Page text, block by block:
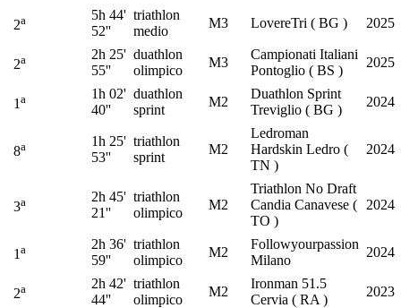
2a
5h 44'
52''
triathlon
medio
M3 LovereTri ( BG ) 2025
2a
2h 25'
55''
duathlon
olimpico
M3
Campionati Italiani
Pontoglio ( BS )
2025
1 a
1h 02'
40''
duathlon
sprint
M2
Duathlon Sprint
Treviglio ( BG )
2024
8a
1h 25'
53''
triathlon
sprint
M2
Ledroman
Hardskin Ledro (
TN )
2024
3a
2h 45'
21''
triathlon
olimpico
M2
Triathlon No Draft
Candia Canavese (
TO )
2024
1 a
2h 36'
59''
triathlon
olimpico
M2
Followyourpassion
Milano
2024
2a
2h 42'
44''
triathlon
olimpico
M2
Ironman 51.5
Cervia ( RA )
2023